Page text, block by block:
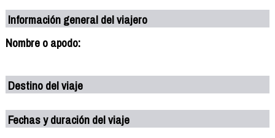
Información general del viajero
Nombre o apodo:
Destino del viaje
Fechas y duración del viaje